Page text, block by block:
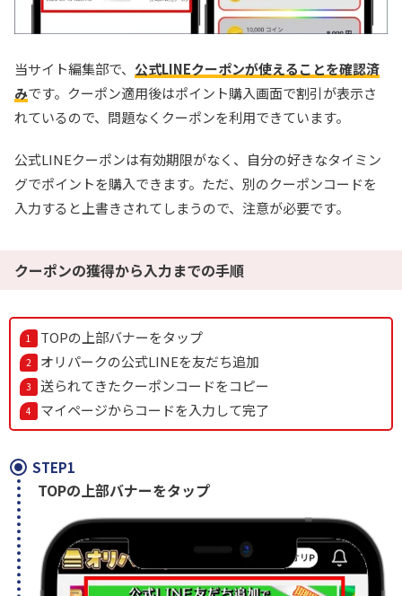
当サイト編集部で、 公式LINEクーポンが使えることを確認済
みです。クーポン適用後はポイント購入画面で割引が表示さ
れているので、問題なくクーポンを利用できています。
公式LINEクーポンは有効期限がなく、自分の好きなタイミン
グでポイントを購入できます。ただ、別のクーポンコードを
入力すると上書きされてしまうので、注意が必要です。
クーポンの獲得から入力までの手順
TOPの上部バナーをタップ
オリパークの公式LINEを友だち追加
送られてきたクーポンコードをコピー
マイページからコードを入力して完了
STEP1
TOPの上部バナーをタップ